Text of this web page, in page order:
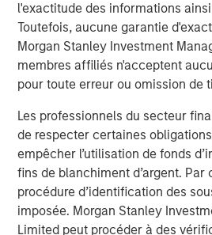
l'exactitude des informations
Toutefois, aucune garantie
Morgan Stanley Investment
membres affiliés n'acceptent
pour toute erreur ou omission de
Les professionnels du secteur
de respecter certaines
empêcher l’utilisation de fonds
fins de blanchiment d’argent. Par
procédure d’identification des
imposée. Morgan Stanley
Limited peut procéder à des
diversified portfolios and
investing remain critical.
7 AOÛT 2026
IMPORTANT INFORMATION
There is no guarantee that any
under all market conditions, and each
their ability to invest for the long-term,
of downturn in the market.